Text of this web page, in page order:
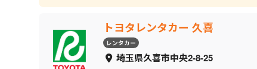
トヨタレンタカー 久喜
レンタカー
埼玉県久喜市中央2-8-25